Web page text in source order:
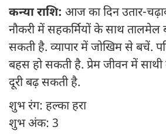
कन्या राशि: आज का दिन उतार-
नौकरी में सहकर्मियों के साथ तालमेल
सकती है. व्यापार में जोखिम से बचें.
बहस हो सकती है. प्रेम जीवन में
दूरी बढ़ सकती है.
शुभ रंग: हल्का हरा
शुभ अंक: 3